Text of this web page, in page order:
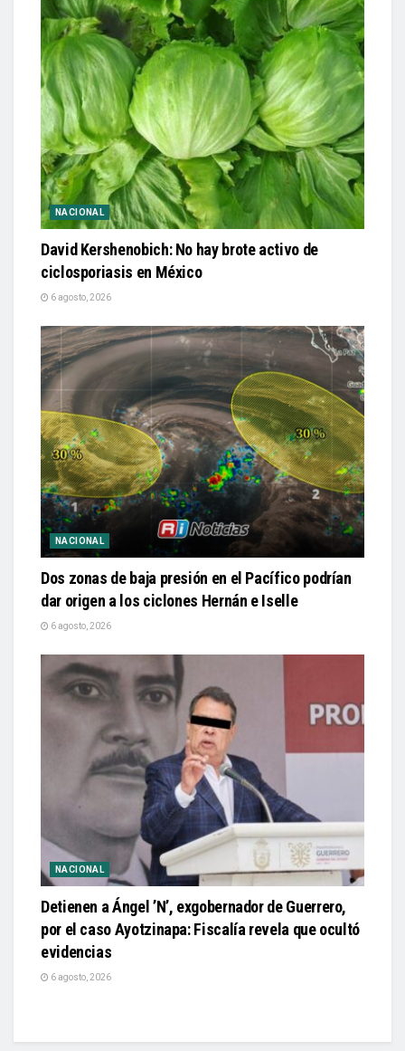
NACIONAL
David Kershenobich: No hay brote activo de
ciclosporiasis en México
6 agosto, 2026
NACIONAL
Dos zonas de baja presión en el Pacífico podrían
dar origen a los ciclones Hernán e Iselle
6 agosto, 2026
NACIONAL
Detienen a Ángel ’N’, exgobernador de Guerrero,
por el caso Ayotzinapa: Fiscalía revela que ocultó
evidencias
6 agosto, 2026